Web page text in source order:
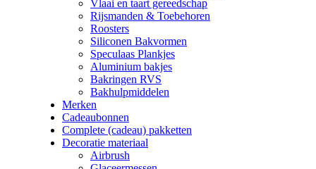
Vlaai en taart gereedschap
Rijsmanden & Toebehoren
Roosters
Siliconen Bakvormen
Speculaas Plankjes
Aluminium bakjes
Bakringen RVS
Bakhulpmiddelen
Merken
Cadeaubonnen
Complete (cadeau) pakketten
Decoratie materiaal
Airbrush